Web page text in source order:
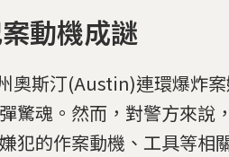
動機成謎
奧斯汀(Austin)連環爆炸
驚魂。然而，對警方來說
犯的作案動機、工具等相